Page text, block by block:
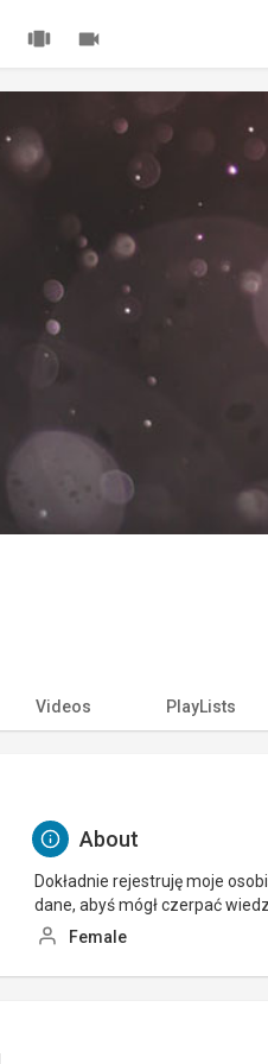
Videos PlayLists
About
Dokładnie rejestruję moje
dane, abyś mógł czerpać
Female